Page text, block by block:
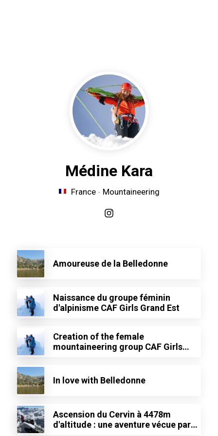
Médine Kara
France . Mountaineering
Amoureuse de la Belledonne
Naissance du groupe féminin
d'alpinisme CAF Girls Grand Est
Creation of the female
mountaineering group CAF Girls
In love with Belledonne
Ascension du Cervin à 4478m
d'altitude : une aventure vécue par